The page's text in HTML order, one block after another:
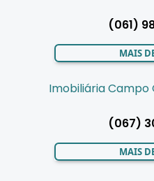
(061)
MAIS
Imobiliária Campo
(067)
MAIS